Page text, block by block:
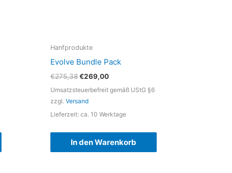
Hanfprodukte
Evolve Bundle Pack
€275,38Ursprünglicher
war:
€275,38
€269,00Aktueller
ist:
Umsatzsteuerbefreit gemäß UStG §6
zzgl. Versand
Lieferzeit: ca. 10 Werktage
In den Warenkorb